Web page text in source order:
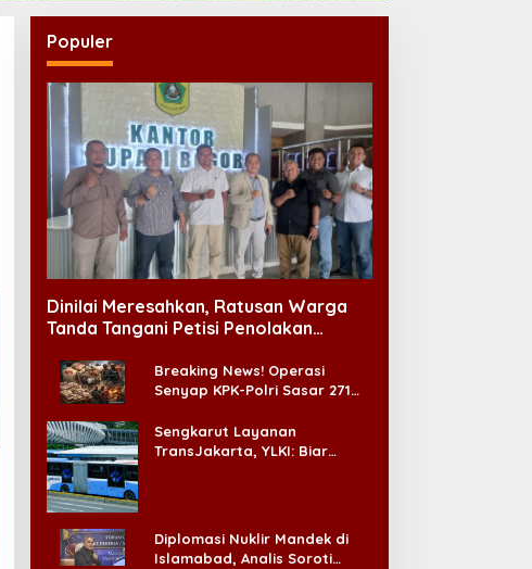
Populer
Dinilai Meresahkan, Ratusan Warga
Tanda Tangani Petisi Penolakan
Breaking News! Operasi
Senyap KPK-Polri Sasar 271
Ada ‘Badai Pemeriksaan’
Sengkarut Layanan
TransJakarta, YLKI: Biar
Diplomasi Nuklir Mandek di
Islamabad, Analis Soroti